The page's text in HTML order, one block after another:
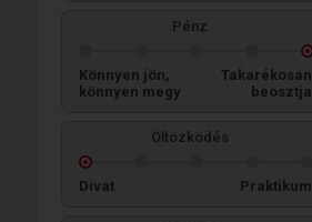
Pénz
Könnyen jön,
könnyen megy
Takarékosan
beosztja
Öltözködés
Divat Praktikum